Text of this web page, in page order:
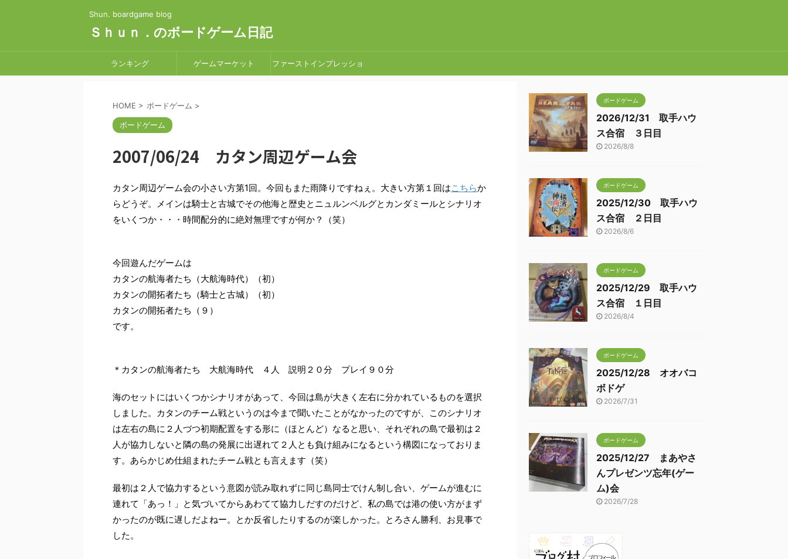
Shun. boardgame blog
Ｓｈｕｎ．のボードゲーム日記
ランキング ゲームマーケット ファーストインプレッショ
HOME > ボードゲーム >
ボードゲーム
2007/06/24 カタン周辺ゲーム会
カタン周辺ゲーム会の小さい方第1回。今回もまた雨降りですねぇ。大きい方第１回はこちらか
らどうぞ。メインは騎士と古城でその他海と歴史とニュルンベルグとカンダミールとシナリオ
をいくつか・・・時間配分的に絶対無理ですが何か？（笑）
今回遊んだゲームは
カタンの航海者たち（大航海時代）（初）
カタンの開拓者たち（騎士と古城）（初）
カタンの開拓者たち（９）
です。
＊カタンの航海者たち 大航海時代 ４人 説明２０分 プレイ９０分
海のセットにはいくつかシナリオがあって、今回は島が大きく左右に分かれているものを選択
しました。カタンのチーム戦というのは今まで聞いたことがなかったのですが、このシナリオ
は左右の島に２人づつ初期配置をする形に（ほとんど）なると思い、それぞれの島で最初は２
人が協力しないと隣の島の発展に出遅れて２人とも負け組みになるという構図になっておりま
す。あらかじめ仕組まれたチーム戦とも言えます（笑）
最初は２人で協力するという意図が読み取れずに同じ島同士でけん制し合い、ゲームが進むに
連れて「あっ！」と気づいてからあわてて協力しだすのだけど、私の島では港の使い方がまず
かったのが既に遅しだよねー。とか反省したりするのが楽しかった。とろさん勝利、お見事で
した。
ボードゲーム
2026/12/31 取手ハウ
ス合宿 ３日目
2026/8/8
ボードゲーム
2025/12/30 取手ハウ
ス合宿 ２日目
2026/8/6
ボードゲーム
2025/12/29 取手ハウ
ス合宿 １日目
2026/8/4
ボードゲーム
2025/12/28 オオバコ
ボドゲ
2026/7/31
ボードゲーム
2025/12/27 まあやさ
んプレゼンツ忘年(ゲー
ム)会
2026/7/28